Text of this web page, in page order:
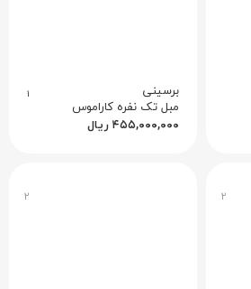
برسینی ۱
مبل تک نفره کاراموس
۴۵۵,۰۰۰,۰۰۰ ریال
۲ ۲